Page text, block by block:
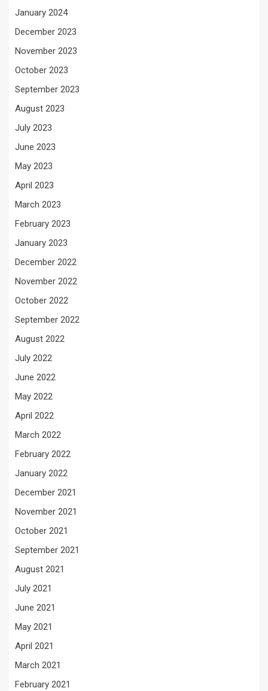
January 2024
December 2023
November 2023
October 2023
September 2023
August 2023
July 2023
June 2023
May 2023
April 2023
March 2023
February 2023
January 2023
December 2022
November 2022
October 2022
September 2022
August 2022
July 2022
June 2022
May 2022
April 2022
March 2022
February 2022
January 2022
December 2021
November 2021
October 2021
September 2021
August 2021
July 2021
June 2021
May 2021
April 2021
March 2021
February 2021